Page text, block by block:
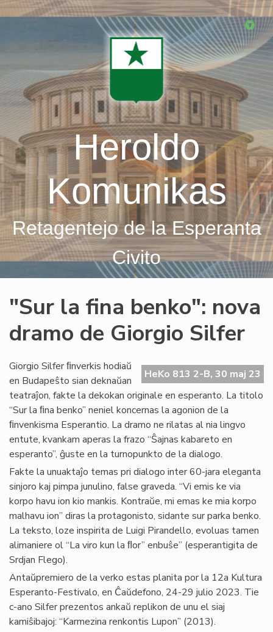
Skip
Heroldo
Komunikas
Retagentejo de la Esperanta
Civito
"Sur la fina benko": nova
dramo de Giorgio Silfer
HeKo 813 2-B, 30 maj 23
Giorgio Silfer ﬁnverkis hodiaŭ
en Budapeŝto sian deknaŭan
teatraĵon, fakte la dekokan originale en esperanto. La titolo
“Sur la ﬁna benko” neniel koncernas la agonion de la
ﬁnvenkisma Esperantio. La dramo ne rilatas al nia lingvo
entute, kvankam aperas la frazo “Ŝajnas kabareto en
esperanto”, ĝuste en la turnopunkto de la dialogo.
Fakte la unuaktaĵo temas pri dialogo inter 60-jara eleganta
sinjoro kaj pimpa junulino, false graveda. “Vi emis ke via
korpo havu ion kio mankis. Kontraŭe, mi emas ke mia korpo
malhavu ion” diras la protagonisto, sidante sur parka benko.
La teksto, loze inspirita de Luigi Pirandello, evoluas tamen
alimaniere ol “La viro kun la ﬂor” enbuŝe” (esperantigita de
Srdjan Flego).
Antaŭpremiero de la verko estas planita por la 12a Kultura
Esperanto-Festivalo, en Ĉaŭdefono, 24-29 julio 2023. Tie
c-ano Silfer prezentos ankaŭ replikon de unu el siaj
kamiŝibajoj: “Karmezina renkontis Lupon” (2013).